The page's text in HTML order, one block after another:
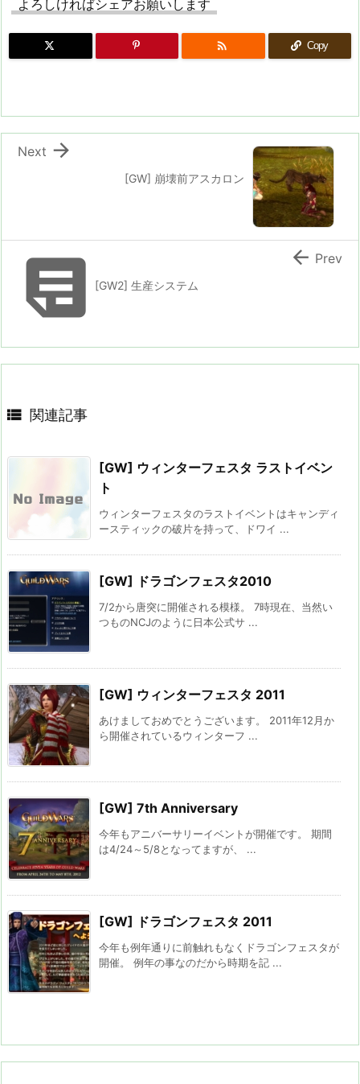
よろしければシェアお願いします
 Copy
[GW] 崩壊前アスカロン

Next
[GW2] 生産システム
 Prev
 関連記事
[GW] ウィンターフェスタ ラストイベン
ト
ウィンターフェスタのラストイベントはキャンディ
ースティックの破片を持って、ドワイ ...
[GW] ドラゴンフェスタ2010
7/2から唐突に開催される模様。 7時現在、当然い
つものNCJのように日本公式サ ...
[GW] ウィンターフェスタ 2011
あけましておめでとうございます。 2011年12月か
ら開催されているウィンターフ ...
[GW] 7th Anniversary
今年もアニバーサリーイベントが開催です。 期間
は4/24～5/8となってますが、 ...
[GW] ドラゴンフェスタ 2011
今年も例年通りに前触れもなくドラゴンフェスタが
開催。 例年の事なのだから時期を記 ...